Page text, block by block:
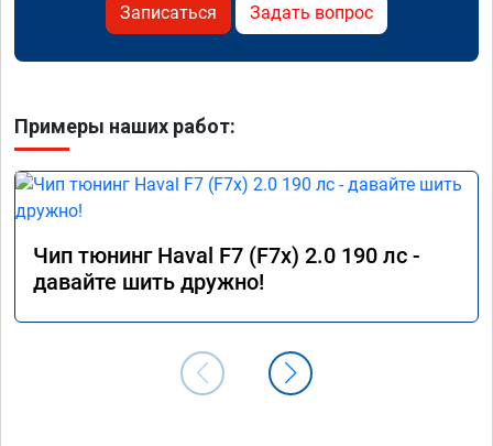
Записаться Задать вопрос
Примеры наших работ:
Чип тюнинг Haval F7 (F7x) 2.0 190 лс -
давайте шить дружно!